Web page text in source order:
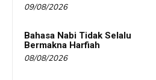
09/08/2026
Bahasa Nabi Tidak Selalu
Bermakna Harfiah
08/08/2026